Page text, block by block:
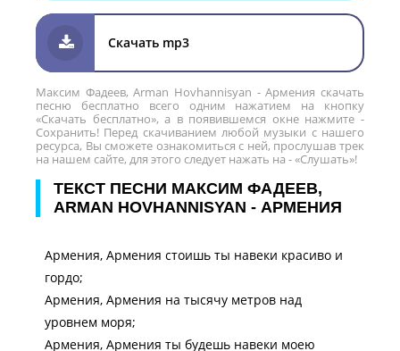
Скачать mp3
Максим Фадеев, Arman Hovhannisyan - Армения скачать
песню бесплатно всего одним нажатием на кнопку
«Скачать бесплатно», а в появившемся окне нажмите -
Сохранить! Перед скачиванием любой музыки с нашего
ресурса, Вы сможете ознакомиться с ней, прослушав трек
на нашем сайте, для этого следует нажать на - «Слушать»!
ТЕКСТ ПЕСНИ МАКСИМ ФАДЕЕВ,
ARMAN HOVHANNISYAN - АРМЕНИЯ
Армения, Армения стоишь ты навеки красиво и
гордо;
Армения, Армения на тысячу метров над
уровнем моря;
Армения, Армения ты будешь навеки моею